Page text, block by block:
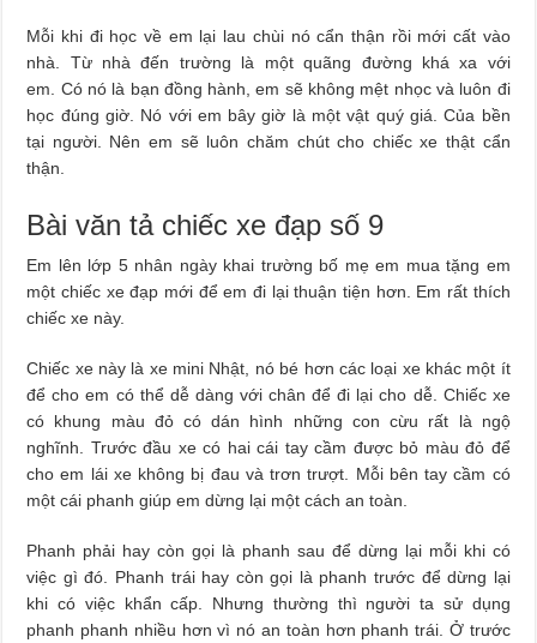
Mỗi khi đi học về em lại lau chùi nó cẩn thận rồi mới cất vào
nhà. Từ nhà đến trường là một quãng đường khá xa với
em. Có nó là bạn đồng hành, em sẽ không mệt nhọc và luôn đi
học đúng giờ. Nó với em bây giờ là một vật quý giá. Của bền
tại người. Nên em sẽ luôn chăm chút cho chiếc xe thật cẩn
thận.
Bài văn tả chiếc xe đạp số 9
Em lên lớp 5 nhân ngày khai trường bố mẹ em mua tặng em
một chiếc xe đạp mới để em đi lại thuận tiện hơn. Em rất thích
chiếc xe này.
Chiếc xe này là xe mini Nhật, nó bé hơn các loại xe khác một ít
để cho em có thể dễ dàng với chân để đi lại cho dễ. Chiếc xe
có khung màu đỏ có dán hình những con cừu rất là ngộ
nghĩnh. Trước đầu xe có hai cái tay cầm được bỏ màu đỏ để
cho em lái xe không bị đau và trơn trượt. Mỗi bên tay cầm có
một cái phanh giúp em dừng lại một cách an toàn.
Phanh phải hay còn gọi là phanh sau để dừng lại mỗi khi có
việc gì đó. Phanh trái hay còn gọi là phanh trước để dừng lại
khi có việc khẩn cấp. Nhưng thường thì người ta sử dụng
phanh phanh nhiều hơn vì nó an toàn hơn phanh trái. Ở trước